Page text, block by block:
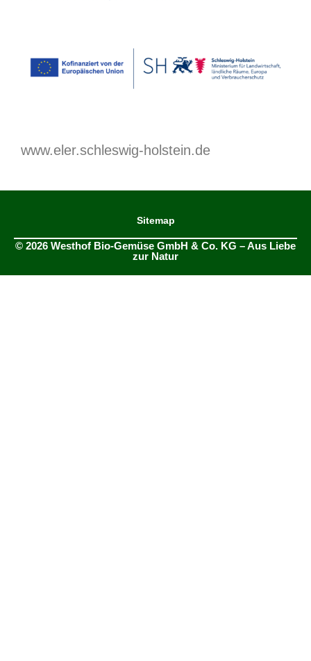
www.eler.schleswig-holstein.de
Sitemap
© 2026 Westhof Bio-Gemüse GmbH & Co. KG – Aus Liebe
zur Natur